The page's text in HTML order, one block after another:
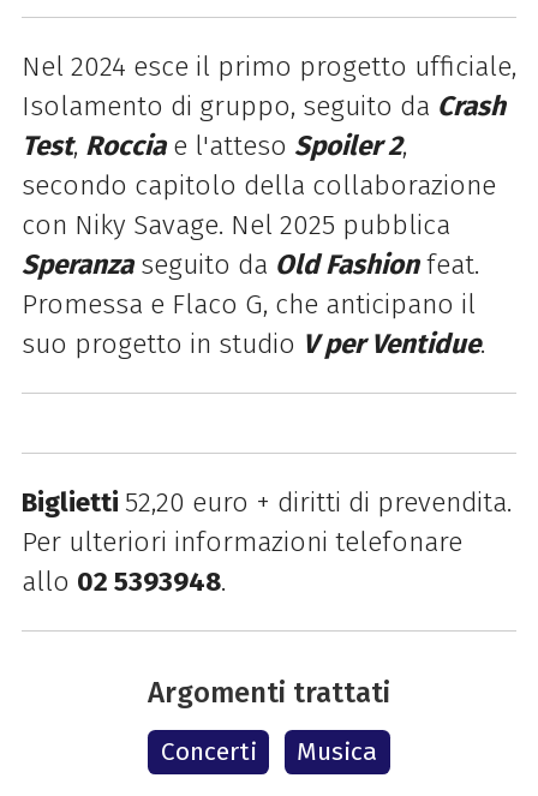
Nel 2024 esce il primo progetto ufficiale,
Isolamento di gruppo, seguito da Crash
Test, Rocciae l'atteso Spoiler 2,
secondo capitolo della collaborazione
con Niky Savage. Nel 2025 pubblica
Speranzaseguito da Old Fashionfeat.
Promessa e Flaco G, che anticipano il
suo progetto in studio V per Ventidue.
Biglietti 52,20 euro + diritti di prevendita.
Per ulteriori informazioni telefonare
allo 02 5393948.
Argomenti trattati
Concerti Musica